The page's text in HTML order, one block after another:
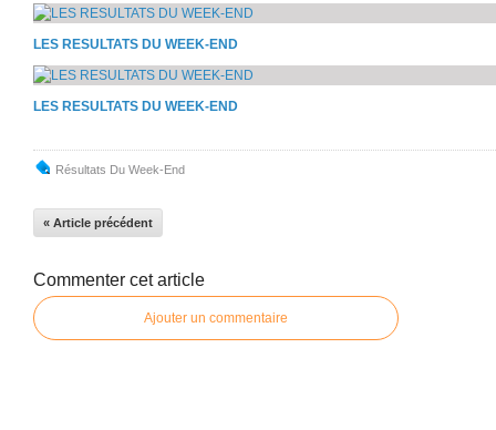
LES RESULTATS DU WEEK-END
LES RESULTATS DU WEEK-END
Résultats Du Week-End
« Article précédent
Commenter cet article
Ajouter un commentaire